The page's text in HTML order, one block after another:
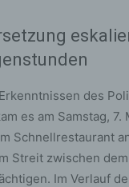
des
es am Samstag, 7.
Schnellrestaurant
Streit zwischen
Im Verlauf